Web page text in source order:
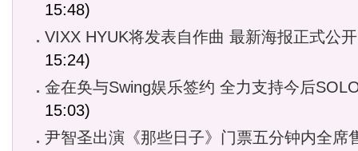
15:48)
VIXX HYUK将发表自作曲 最新海报正式公开
15:24)
金在奂与Swing娱乐签约 全力支持今后
15:03)
尹智圣出演《那些日子》门票五分钟内全席